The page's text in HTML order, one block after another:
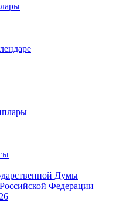
Думы
Федерации